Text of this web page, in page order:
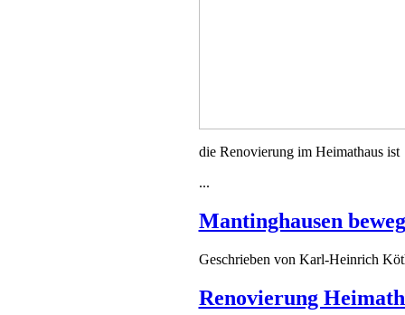
die Renovierung im Heimathaus ist
...
Mantinghausen
Geschrieben von Karl-Heinrich
Renovierung